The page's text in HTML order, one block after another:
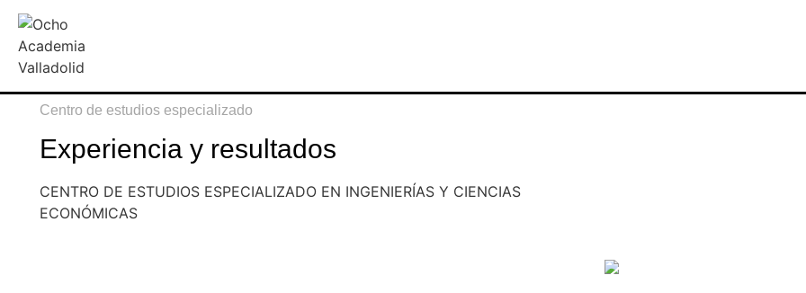
Centro de estudios especializado
Experiencia y resultados
CENTRO DE ESTUDIOS ESPECIALIZADO EN INGENIERÍAS Y CIENCIAS
ECONÓMICAS